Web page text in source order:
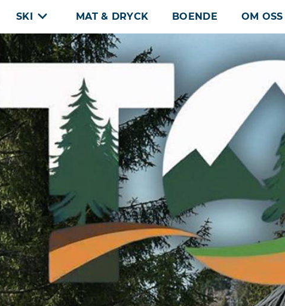
SKI MAT & DRYCK BOENDE OM OSS